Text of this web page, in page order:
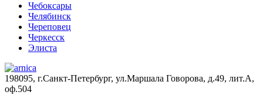
Чебоксары
Челябинск
Череповец
Черкесск
Элиста
198095, г.Санкт-Петербург, ул.Маршала Говорова, д.49, лит.А,
оф.504